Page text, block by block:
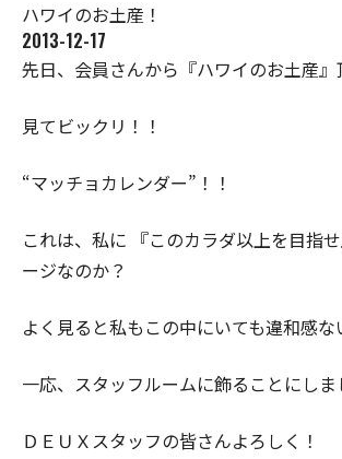
ハワイのお土産！
2013-12-17
先日、会員さんから『ハワイのお土産』
見てビックリ！！
“マッチョカレンダー”！！
これは、私に 『このカラダ以上を目指
ージなのか？
よく見ると私もこの中にいても違和感な
一応、スタッフルームに飾ることにしま
ＤＥＵＸスタッフの皆さんよろしく！